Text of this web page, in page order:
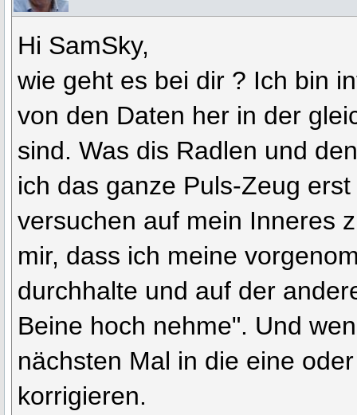
Hi SamSky,
wie geht es bei dir ? Ich bin
von den Daten her in der
sind. Was dis Radlen und
ich das ganze Puls-Zeug
versuchen auf mein Inneres
mir, dass ich meine
durchhalte und auf der
Beine hoch nehme". Und
nächsten Mal in die eine
korrigieren.